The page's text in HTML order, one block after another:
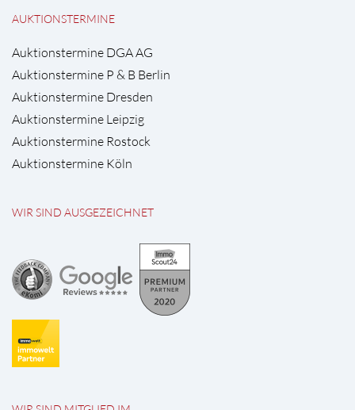
AUKTIONSTERMINE
Auktionstermine DGA AG
Auktionstermine P & B Berlin
Auktionstermine Dresden
Auktionstermine Leipzig
Auktionstermine Rostock
Auktionstermine Köln
WIR SIND AUSGEZEICHNET